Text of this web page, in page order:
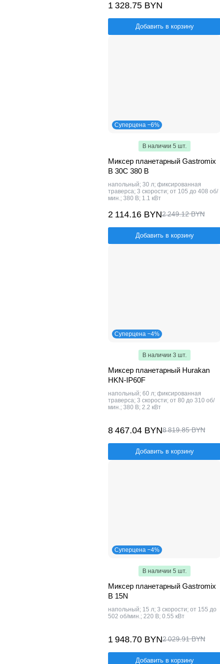
1 328.75 BYN
Добавить в корзину
Суперцена −6%
В наличии 5 шт.
Миксер планетарный Gastromix
B 30C 380 В
напольный; 30 л; фиксированная
траверса; 3 скорости; от 105 до 408 об/
мин.; 380 В; 1.1 кВт
2 114.16 BYN2 249.12 BYN
Добавить в корзину
Суперцена −4%
В наличии 3 шт.
Миксер планетарный Hurakan
HKN-IP60F
напольный; 60 л; фиксированная
траверса; 3 скорости; от 80 до 310 об/
мин.; 380 В; 2.2 кВт
8 467.04 BYN8 819.85 BYN
Добавить в корзину
Суперцена −4%
В наличии 5 шт.
Миксер планетарный Gastromix
B 15N
напольный; 15 л; 3 скорости; от 155 до
502 об/мин.; 220 В; 0.55 кВт
1 948.70 BYN2 029.91 BYN
Добавить в корзину